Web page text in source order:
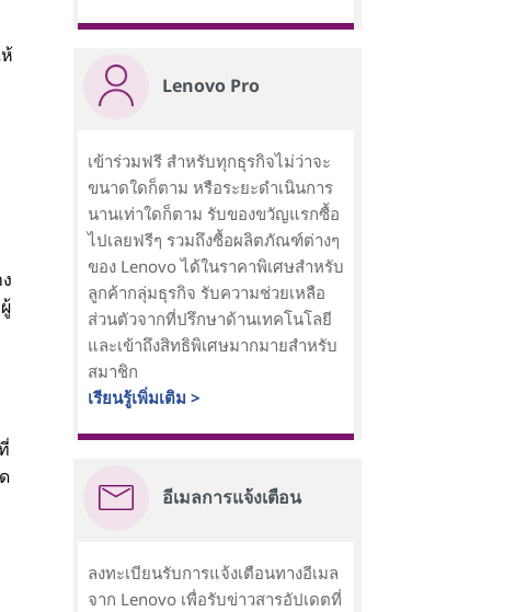
Lenovo Pro
เข้าร่วมฟรี สำหรับทุกธุรกิจไม่ว่าจะ
ขนาดใดก็ตาม หรือระยะดำเนินการ
นานเท่าใดก็ตาม รับของขวัญแรกซื้อ
ไปเลยฟรีๆ รวมถึงซื้อผลิตภัณฑ์ต่างๆ
ของ Lenovo ได้ในราคาพิเศษสำหรับ
ลูกค้ากลุ่มธุรกิจ รับความช่วยเหลือ
ส่วนตัวจากที่ปรึกษาด้านเทคโนโลยี
และเข้าถึงสิทธิพิเศษมากมายสำหรับ
สมาชิก
เรียนรู้เพิ่มเติม >
อีเมลการแจ้งเตือน
ลงทะเบียนรับการแจ้งเตือนทางอีเมล
จาก Lenovo เพื่อรับข่าวสารอัปเดตที่